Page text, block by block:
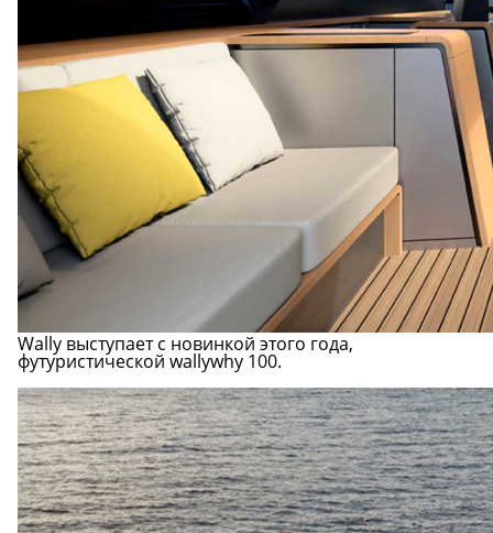
Wally выступает с новинкой этого года,
футуристической wallywhy 100.